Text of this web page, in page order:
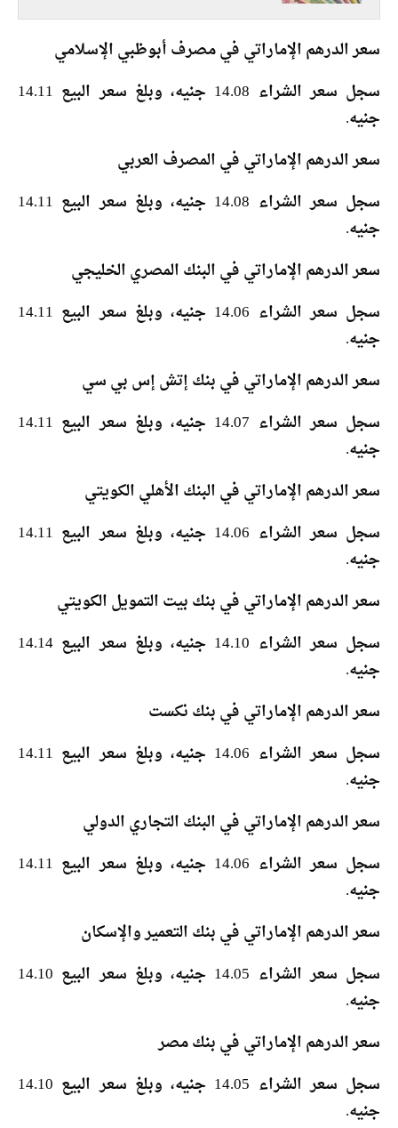
سعر الدرهم الإماراتي في مصرف أبوظبي الإسلامي
سجل سعر الشراء 14.08 جنيه، وبلغ سعر البيع 14.11
جنيه.
سعر الدرهم الإماراتي في المصرف العربي
سجل سعر الشراء 14.08 جنيه، وبلغ سعر البيع 14.11
جنيه.
سعر الدرهم الإماراتي في البنك المصري الخليجي
سجل سعر الشراء 14.06 جنيه، وبلغ سعر البيع 14.11
جنيه.
سعر الدرهم الإماراتي في بنك إتش إس بي سي
سجل سعر الشراء 14.07 جنيه، وبلغ سعر البيع 14.11
جنيه.
سعر الدرهم الإماراتي في البنك الأهلي الكويتي
سجل سعر الشراء 14.06 جنيه، وبلغ سعر البيع 14.11
جنيه.
سعر الدرهم الإماراتي في بنك بيت التمويل الكويتي
سجل سعر الشراء 14.10 جنيه، وبلغ سعر البيع 14.14
جنيه.
سعر الدرهم الإماراتي في بنك نكست
سجل سعر الشراء 14.06 جنيه، وبلغ سعر البيع 14.11
جنيه.
سعر الدرهم الإماراتي في البنك التجاري الدولي
سجل سعر الشراء 14.06 جنيه، وبلغ سعر البيع 14.11
جنيه.
سعر الدرهم الإماراتي في بنك التعمير والإسكان
سجل سعر الشراء 14.05 جنيه، وبلغ سعر البيع 14.10
جنيه.
سعر الدرهم الإماراتي في بنك مصر
سجل سعر الشراء 14.05 جنيه، وبلغ سعر البيع 14.10
جنيه.